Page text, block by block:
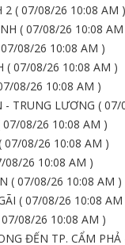
2 ( 07/08/26 10:08 AM )
( 07/08/26 10:08
08/26 10:08 AM )
( 07/08/26 10:08 AM )
08/26 10:08 AM )
TRUNG LƯƠNG (
07/08/26 10:08 AM )
07/08/26 10:08 AM )
08/26 10:08 AM )
( 07/08/26 10:08 AM )
( 07/08/26 10:08 AM
07/08/26 10:08 AM )
ĐẾN TP. CẨM